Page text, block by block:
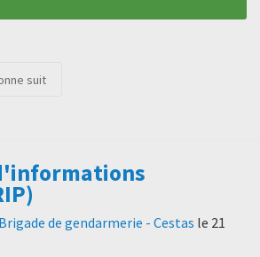
suit
Brigade de gendarmerie - Cestas le 21